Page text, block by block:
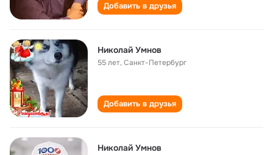
Добавить в друзья
Николай Умнов
55 лет,Санкт-Петербург
Добавить в друзья
Николай Умнов